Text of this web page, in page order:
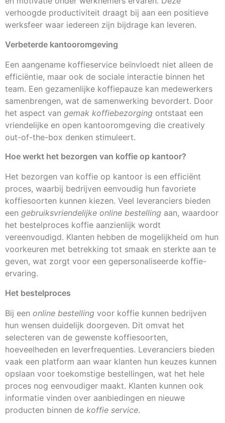
verhoogde productiviteit draagt bij aan een positieve
werksfeer waar iedereen zijn bijdrage kan leveren.
Verbeterde kantooromgeving
Een aangename koffieservice beïnvloedt niet alleen de
efficiëntie, maar ook de sociale interactie binnen het
team. Een gezamenlijke koffiepauze kan medewerkers
samenbrengen, wat de samenwerking bevordert. Door
het aspect van gemak koffiebezorging ontstaat een
vriendelijke en open kantooromgeving die creatively
out-of-the-box denken stimuleert.
Hoe werkt het bezorgen van koffie op kantoor?
Het bezorgen van koffie op kantoor is een efficiënt
proces, waarbij bedrijven eenvoudig hun favoriete
koffiesoorten kunnen kiezen. Veel leveranciers bieden
een gebruiksvriendelijke online bestelling aan, waardoor
het bestelproces koffie aanzienlijk wordt
vereenvoudigd. Klanten hebben de mogelijkheid om hun
voorkeuren met betrekking tot smaak en sterkte aan te
geven, wat zorgt voor een gepersonaliseerde koffie-
ervaring.
Het bestelproces
Bij een online bestelling voor koffie kunnen bedrijven
hun wensen duidelijk doorgeven. Dit omvat het
selecteren van de gewenste koffiesoorten,
hoeveelheden en leverfrequenties. Leveranciers bieden
vaak een platform aan waar klanten hun keuzes kunnen
opslaan voor toekomstige bestellingen, wat het hele
proces nog eenvoudiger maakt. Klanten kunnen ook
informatie vinden over aanbiedingen en nieuwe
producten binnen de koffie service.